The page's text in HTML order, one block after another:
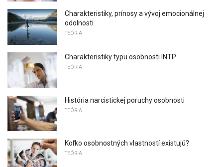
Charakteristiky, prínosy a vývoj emocionálnej
odolnosti
TEÓRIA
Charakteristiky typu osobnosti INTP
TEÓRIA
História narcistickej poruchy osobnosti
TEÓRIA
Koľko osobnostných vlastností existujú?
TEÓRIA